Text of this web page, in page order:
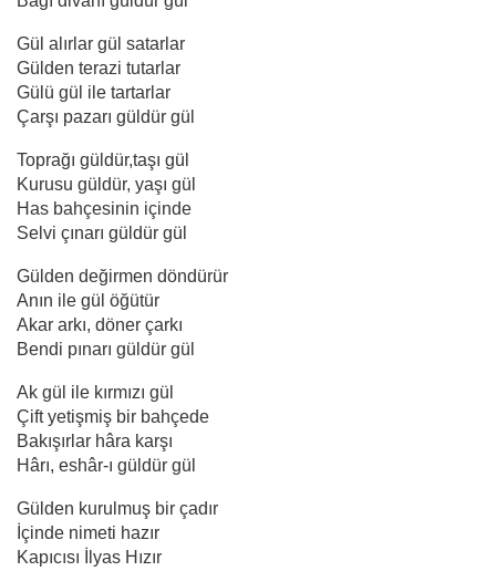
Gül alırlar gül satarlar
Gülden terazi tutarlar
Gülü gül ile tartarlar
Çarşı pazarı güldür gül
Toprağı güldür,taşı gül
Kurusu güldür, yaşı gül
Has bahçesinin içinde
Selvi çınarı güldür gül
Gülden değirmen döndürür
Anın ile gül öğütür
Akar arkı, döner çarkı
Bendi pınarı güldür gül
Ak gül ile kırmızı gül
Çift yetişmiş bir bahçede
Bakışırlar hâra karşı
Hârı, eshâr-ı güldür gül
Gülden kurulmuş bir çadır
İçinde nimeti hazır
Kapıcısı İlyas Hızır